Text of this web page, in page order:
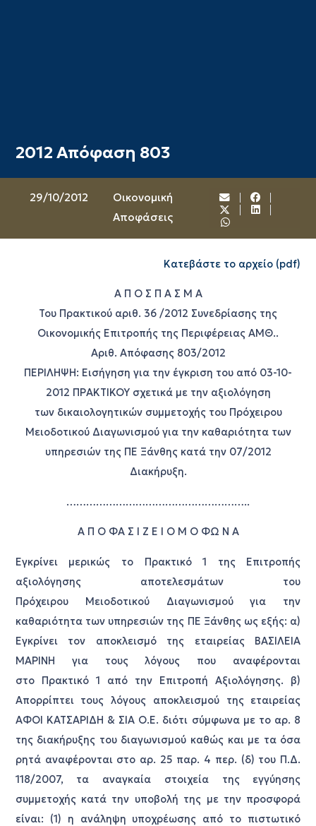
2012 Απόφαση 803
29/10/2012
Oικονομική
Αποφάσεις
Κατεβάστε το αρχείο (pdf)
Α Π Ο Σ Π Α Σ Μ Α
Του Πρακτικού αριθ. 36 /2012 Συνεδρίασης της
Οικονομικής Επιτροπής της Περιφέρειας ΑΜΘ..
Αριθ. Απόφασης 803/2012
ΠΕΡΙΛΗΨΗ: Εισήγηση για την έγκριση του από 03-10-
2012 ΠΡΑΚΤΙΚΟΥ σχετικά με την αξιολόγηση
των δικαιολογητικών συμμετοχής του Πρόχειρου
Μειοδοτικού Διαγωνισμού για την καθαριότητα των
υπηρεσιών της ΠΕ Ξάνθης κατά την 07/2012
Διακήρυξη.
………………………………………………..
Α Π Ο ΦΑ Σ Ι Ζ Ε Ι Ο Μ Ο ΦΩ Ν Α
Εγκρίνει μερικώς το Πρακτικό 1 της Επιτροπής
αξιολόγησης αποτελεσμάτων του
Πρόχειρου Μειοδοτικού Διαγωνισμού για την
καθαριότητα των υπηρεσιών της ΠΕ Ξάνθης ως εξής: α)
Εγκρίνει τον αποκλεισμό της εταιρείας ΒΑΣΙΛΕΙΑ
ΜΑΡΙΝΗ για τους λόγους που αναφέρονται
στο Πρακτικό 1 από την Επιτροπή Αξιολόγησης. β)
Απορρίπτει τους λόγους αποκλεισμού της εταιρείας
ΑΦΟΙ ΚΑΤΣΑΡΙΔΗ & ΣΙΑ Ο.Ε. διότι σύμφωνα με το αρ. 8
της διακήρυξης του διαγωνισμού καθώς και με τα όσα
ρητά αναφέρονται στο αρ. 25 παρ. 4 περ. (δ) του Π.Δ.
118/2007, τα αναγκαία στοιχεία της εγγύησης
συμμετοχής κατά την υποβολή της με την προσφορά
είναι: (1) η ανάληψη υποχρέωσης από το πιστωτικό